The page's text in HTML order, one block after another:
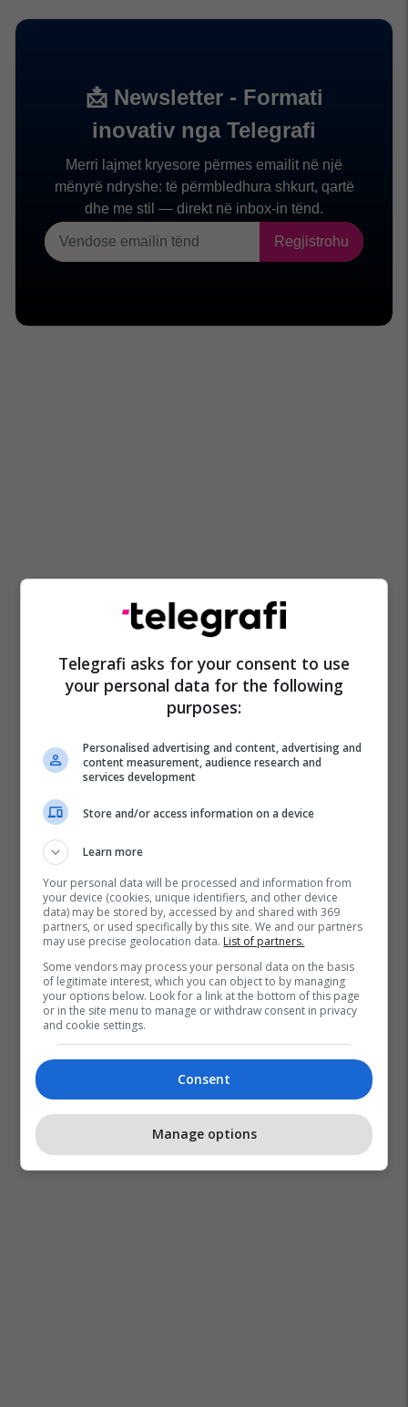
Telegrafi asks for your consent to use
your personal data for the following
purposes:
Personalised advertising and content, advertising and
content measurement, audience research and
services development
Store and/or access information on a device
Learn more
Your personal data will be processed and information from
your device (cookies, unique identifiers, and other device
data) may be stored by, accessed by and shared with 369
partners, or used specifically by this site. We and our partners
may use precise geolocation data. List of partners.
Some vendors may process your personal data on the basis
of legitimate interest, which you can object to by managing
your options below. Look for a link at the bottom of this page
or in the site menu to manage or withdraw consent in privacy
and cookie settings.
Consent
Manage options